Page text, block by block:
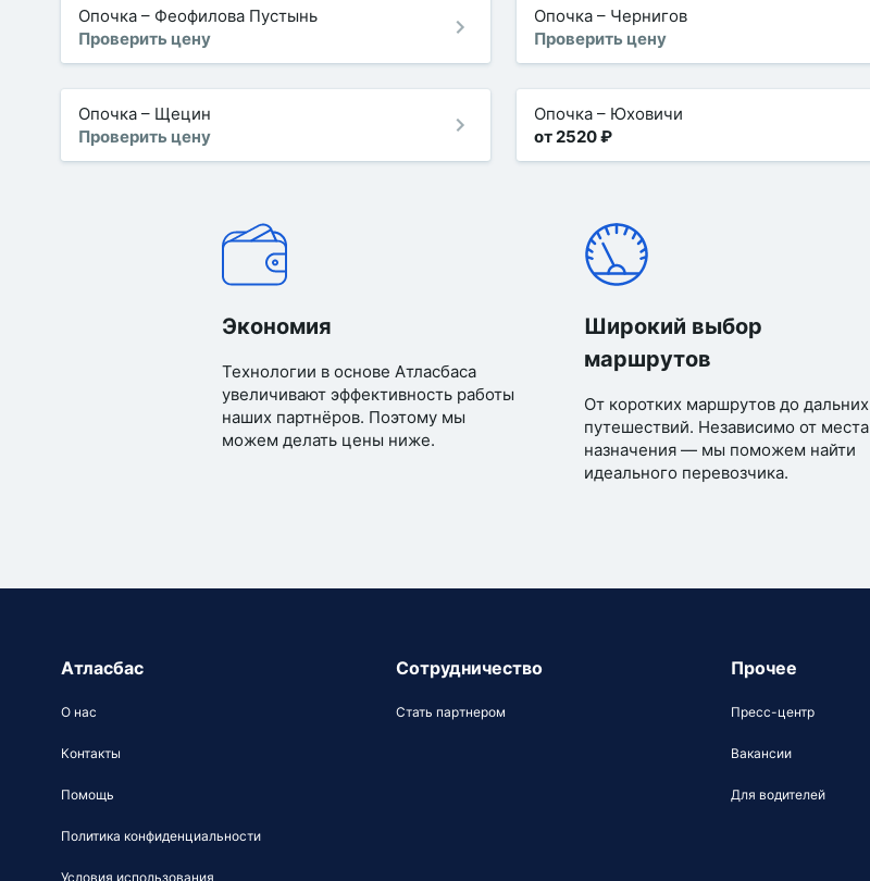
Опочка – Феофилова Пустынь
Проверить цену
Опочка– Чернигов
Проверить цену
Опочка – Щецин
Проверить цену
Опочка– Юховичи
от 2520 ₽
Экономия
Технологии в основе Атласбаса
увеличивают эффективность работы
наших партнёров. Поэтому мы
можем делать цены ниже.
Широкий выбор
маршрутов
От коротких маршрутов до дальних
путешествий. Независимо от места
назначения — мы поможем найти
идеального перевозчика.
Атласбас
О нас
Контакты
Помощь
Политика конфиденциальности
Условия использования
Сотрудничество
Стать партнером
Прочее
Пресс-центр
Вакансии
Для водителей